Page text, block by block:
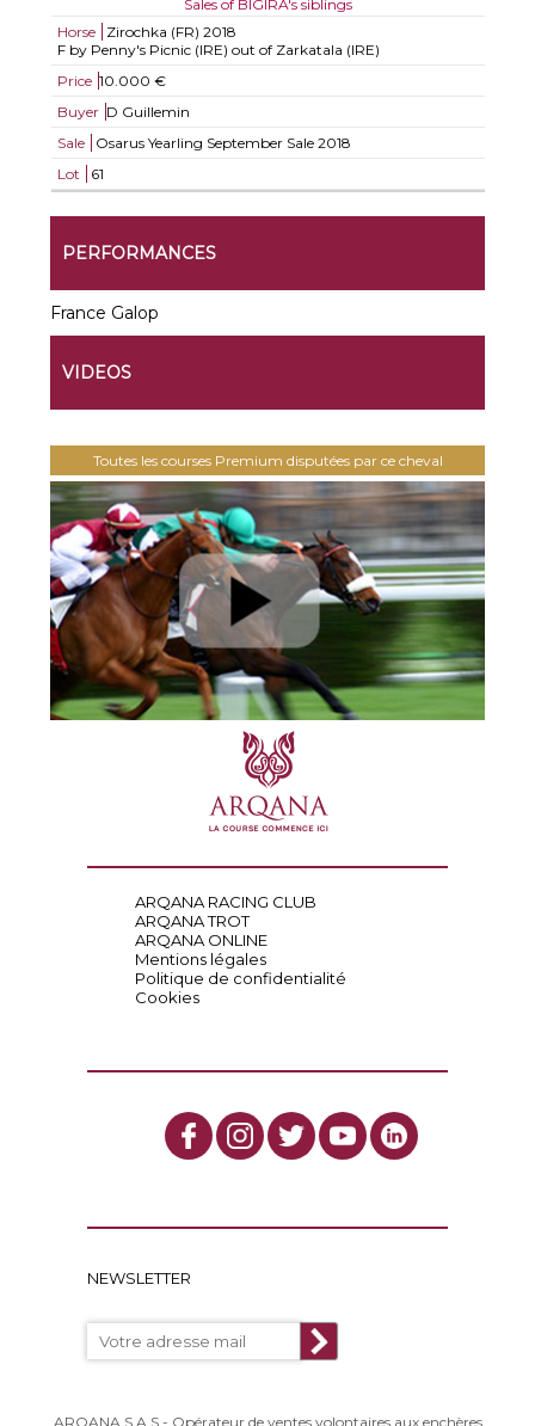
Sales of BIGIRA's siblings
Horse
Zirochka (FR) 2018
F by Penny's Picnic (IRE) out of Zarkatala (IRE)
Price 10.000 €
Buyer D Guillemin
Sale
Osarus Yearling September Sale 2018
Lot
61
PERFORMANCES
France Galop
VIDEOS
Toutes les courses Premium disputées par ce cheval
ARQANA RACING CLUB
ARQANA TROT
ARQANA ONLINE
Mentions légales
Politique de confidentialité
Cookies
NEWSLETTER
ARQANA S.A.S - Opérateur de ventes volontaires aux enchères